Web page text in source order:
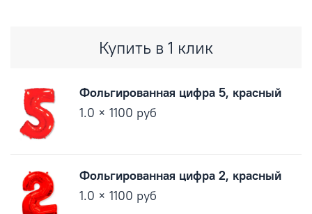
Купить в 1 клик
Фольгированная цифра 5, красный
1.0 × 1100 руб
Фольгированная цифра 2, красный
1.0 × 1100 руб